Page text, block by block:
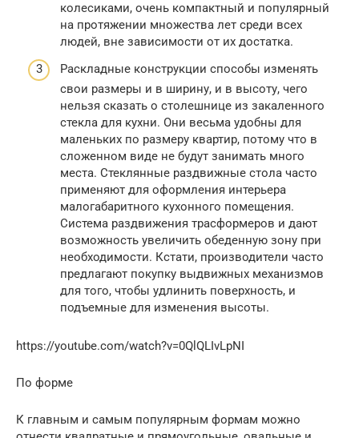
колесиками, очень компактный и популярный
на протяжении множества лет среди всех
людей, вне зависимости от их достатка.
Раскладные конструкции способы изменять
свои размеры и в ширину, и в высоту, чего
нельзя сказать о столешнице из закаленного
стекла для кухни. Они весьма удобны для
маленьких по размеру квартир, потому что в
сложенном виде не будут занимать много
места. Стеклянные раздвижные стола часто
применяют для оформления интерьера
малогабаритного кухонного помещения.
Система раздвижения трасформеров и дают
возможность увеличить обеденную зону при
необходимости. Кстати, производители часто
предлагают покупку выдвижных механизмов
для того, чтобы удлинить поверхность, и
подъемные для изменения высоты.
https://youtube.com/watch?v=0QlQLIvLpNI
По форме
К главным и самым популярным формам можно